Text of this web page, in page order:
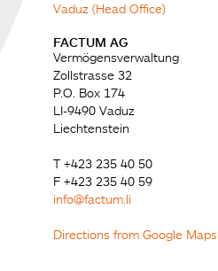
Vaduz (Head Office)
FACTUM AG
Vermögensverwaltung
Zollstrasse 32
P.O. Box 174
LI-9490 Vaduz
Liechtenstein
T +423 235 40 50
F +423 235 40 59
info@factum.li
Directions from Google Maps